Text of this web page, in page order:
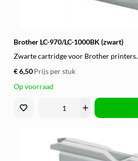
Brother LC-970/LC-1000BK (zwart)
Zwarte cartridge voor Brother printers.
€ 6,50Prijs per stuk
Op voorraad
add